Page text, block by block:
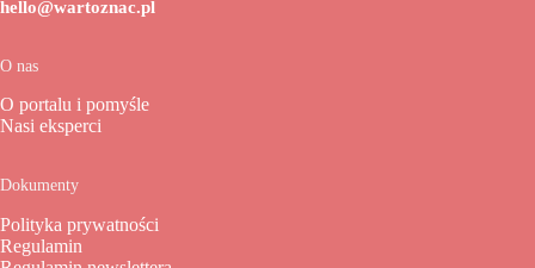
hello@wartoznac.pl
O nas
O portalu i pomyśle
Nasi eksperci
Dokumenty
Polityka prywatności
Regulamin